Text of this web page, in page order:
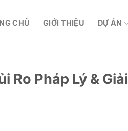
CHỦ GIỚI THIỆU DỰ ÁN
Ro Pháp Lý & Giải